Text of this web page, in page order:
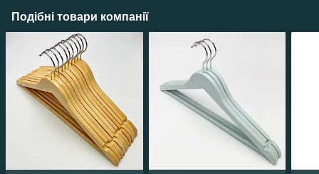
Подібні товари компанії